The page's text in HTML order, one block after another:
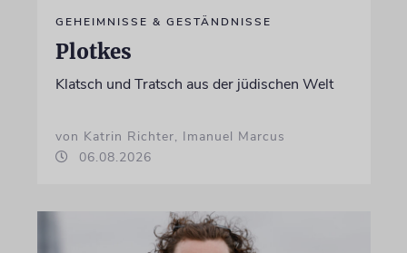
GEHEIMNISSE & GESTÄNDNISSE
Plotkes
Klatsch und Tratsch aus der jüdischen Welt
von Katrin Richter, Imanuel Marcus
06.08.2026